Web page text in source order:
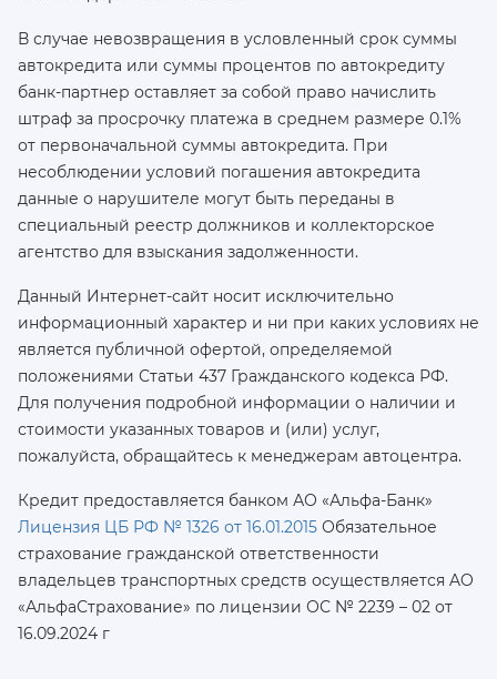
В случае невозвращения в условленный срок суммы
автокредита или суммы процентов по автокредиту
банк-партнер оставляет за собой право начислить
штраф за просрочку платежа в среднем размере 0.1%
от первоначальной суммы автокредита. При
несоблюдении условий погашения автокредита
данные о нарушителе могут быть переданы в
специальный реестр должников и коллекторское
агентство для взыскания задолженности.
Данный Интернет-сайт носит исключительно
информационный характер и ни при каких условиях не
является публичной офертой, определяемой
положениями Статьи 437 Гражданского кодекса РФ.
Для получения подробной информации о наличии и
стоимости указанных товаров и (или) услуг,
пожалуйста, обращайтесь к менеджерам автоцентра.
Кредит предоставляется банком АО «Альфа-Банк»
Лицензия ЦБ РФ № 1326 от 16.01.2015 Обязательное
страхование гражданской ответственности
владельцев транспортных средств осуществляется AO
«АльфаСтрахование» по лицензии ОС № 2239 – 02 от
16.09.2024 г